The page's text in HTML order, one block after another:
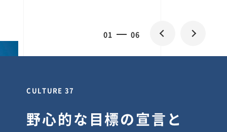
02 06
CULTURE 30
逆境では自分のスタン